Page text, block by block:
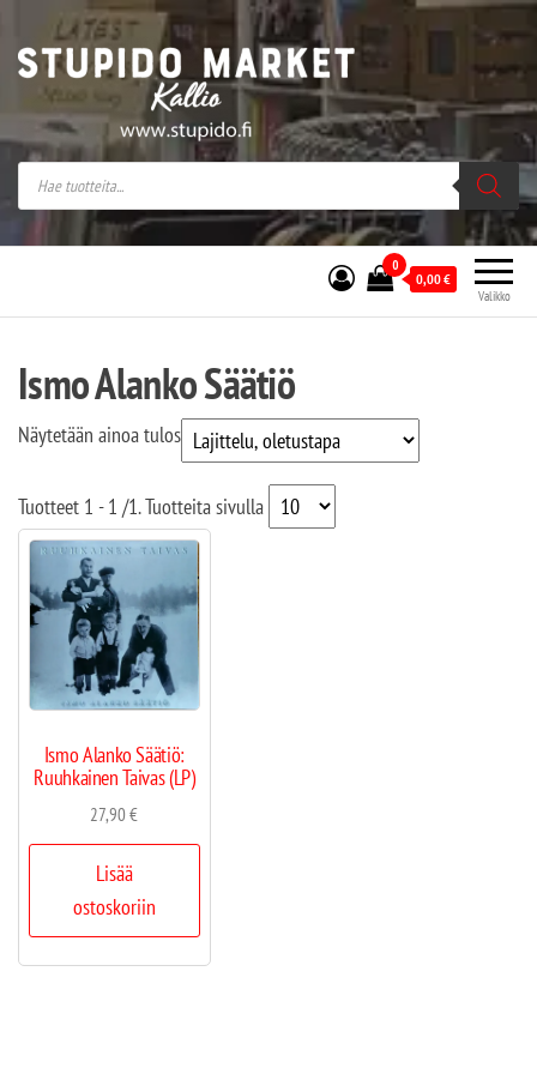
Stupido Market – verkossa ja kivijalassa
Stupido Market on vaihtoehtomusaan
erikoistunut verkko- sekä
kivijalkakauppa Helsingissä Kallion
sydämessä.
Valikko
0
0,00€
Ismo Alanko Säätiö
Näytetään ainoa tulos
Tuotteet 1 - 1 /1. Tuotteita sivulla
Ismo Alanko Säätiö:
Ruuhkainen Taivas (LP)
27,90€
Lisää
ostoskoriin